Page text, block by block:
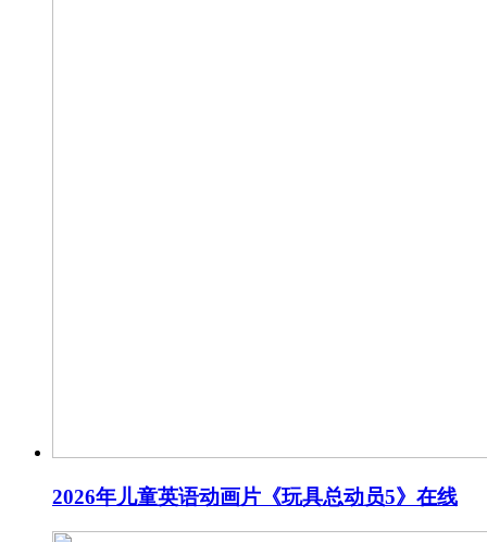
2026年儿童英语动画片《玩具总动员5》在线